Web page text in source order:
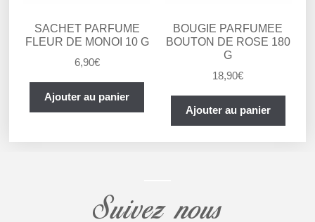
SACHET PARFUME
FLEUR DE MONOI 10 G
6,90€
Ajouter au panier
BOUGIE PARFUMEE
BOUTON DE ROSE 180
G
18,90€
Ajouter au panier
Suivez nous